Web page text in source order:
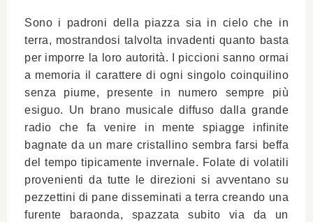
Sono i padroni della piazza sia in cielo che in
terra, mostrandosi talvolta invadenti quanto basta
per imporre la loro autorità. I piccioni sanno ormai
a memoria il carattere di ogni singolo coinquilino
senza piume, presente in numero sempre più
esiguo. Un brano musicale diffuso dalla grande
radio che fa venire in mente spiagge infinite
bagnate da un mare cristallino sembra farsi beffa
del tempo tipicamente invernale. Folate di volatili
provenienti da tutte le direzioni si avventano su
pezzettini di pane disseminati a terra creando una
furente baraonda, spazzata subito via da un